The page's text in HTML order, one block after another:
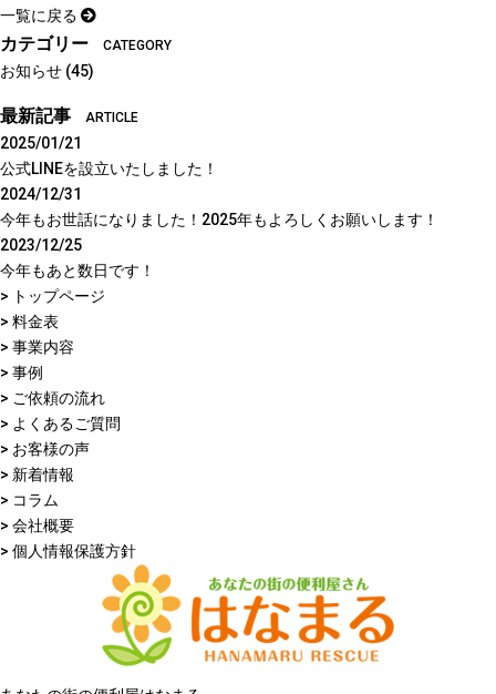
一覧に戻る
カテゴリー CATEGORY
お知らせ (45)
最新記事 ARTICLE
2025/01/21
公式LINEを設立いたしました！
2024/12/31
今年もお世話になりました！2025年もよろしくお願いします！
2023/12/25
今年もあと数日です！
> トップページ
> 料金表
> 事業内容
> 事例
> ご依頼の流れ
> よくあるご質問
> お客様の声
> 新着情報
> コラム
> 会社概要
> 個人情報保護方針